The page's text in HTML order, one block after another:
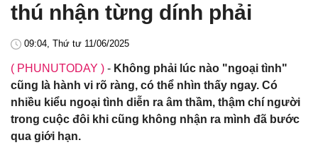
thú nhận từng dính phải
09:04, Thứ tư 11/06/2025
( PHUNUTODAY ) - Không phải lúc nào "ngoại tình"
cũng là hành vi rõ ràng, có thể nhìn thấy ngay. Có
nhiều kiểu ngoại tình diễn ra âm thầm, thậm chí người
trong cuộc đôi khi cũng không nhận ra mình đã bước
qua giới hạn.